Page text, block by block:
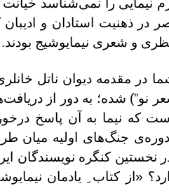
نیمایی را نمی‌شناسد خیانت
ذهنیت استادان و ادیبان
و شعری نیمایوشیج بودند.
در مقدمه دیوان ناتل
نو”) شده؛ به دور از
که نیما به آن پاسخ
جنگ‌های اولیه میان
در نخستین کنگره نویسندگان
«از کتاب ِ یادمان